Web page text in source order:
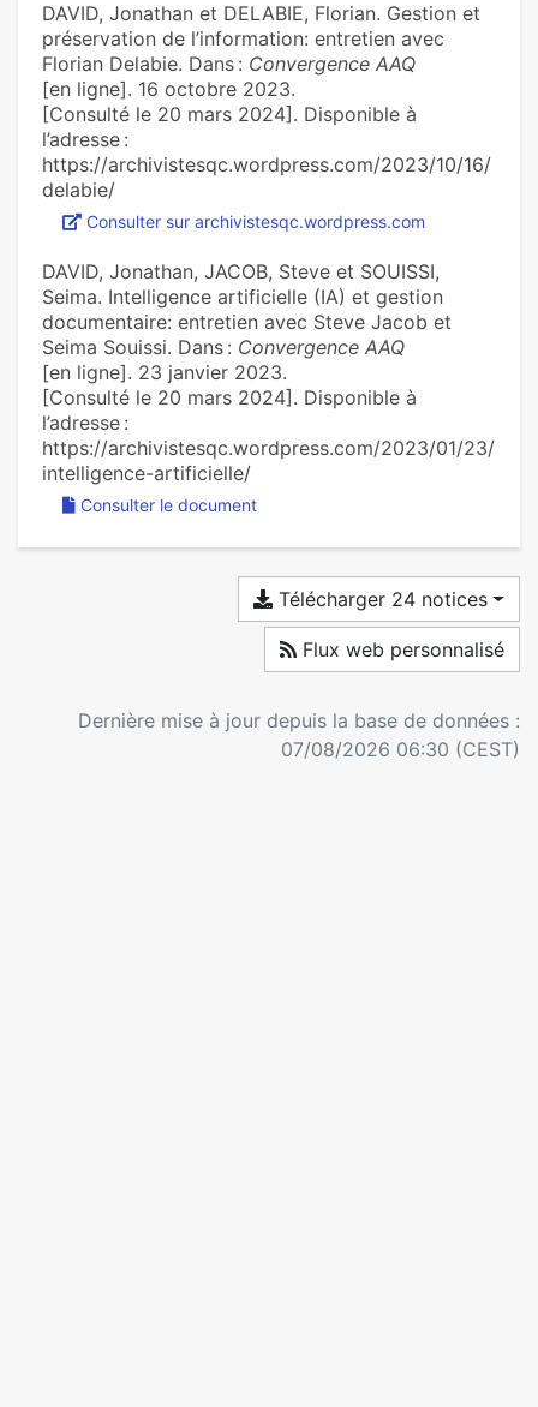
DAVID, Jonathan et DELABIE, Florian. Gestion et
préservation de l’information: entretien avec
Florian Delabie. Dans : Convergence AAQ
[en ligne]. 16 octobre 2023.
[Consulté le 20 mars 2024]. Disponible à
l’adresse :
https://archivistesqc.wordpress.com/2023/10/16/
delabie/
Consulter sur archivistesqc.wordpress.com
DAVID, Jonathan, JACOB, Steve et SOUISSI,
Seima. Intelligence artificielle (IA) et gestion
documentaire: entretien avec Steve Jacob et
Seima Souissi. Dans : Convergence AAQ
[en ligne]. 23 janvier 2023.
[Consulté le 20 mars 2024]. Disponible à
l’adresse :
https://archivistesqc.wordpress.com/2023/01/23/
intelligence-artificielle/
Consulter le document
Télécharger 24 notices
Flux web personnalisé
Dernière mise à jour depuis la base de données :
07/08/2026 06:30 (CEST)